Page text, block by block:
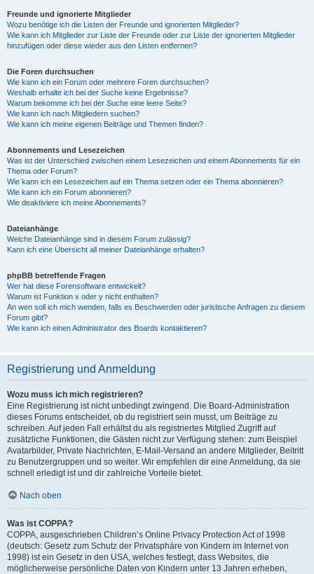
Freunde und ignorierte Mitglieder
Wozu benötige ich die Listen der Freunde und ignorierten Mitglieder?
Wie kann ich Mitglieder zur Liste der Freunde oder zur Liste der ignorierten Mitglieder
hinzufügen oder diese wieder aus den Listen entfernen?
Die Foren durchsuchen
Wie kann ich ein Forum oder mehrere Foren durchsuchen?
Weshalb erhalte ich bei der Suche keine Ergebnisse?
Warum bekomme ich bei der Suche eine leere Seite?
Wie kann ich nach Mitgliedern suchen?
Wie kann ich meine eigenen Beiträge und Themen finden?
Abonnements und Lesezeichen
Was ist der Unterschied zwischen einem Lesezeichen und einem Abonnements für ein
Thema oder Forum?
Wie kann ich ein Lesezeichen auf ein Thema setzen oder ein Thema abonnieren?
Wie kann ich ein Forum abonnieren?
Wie deaktiviere ich meine Abonnements?
Dateianhänge
Welche Dateianhänge sind in diesem Forum zulässig?
Kann ich eine Übersicht all meiner Dateianhänge erhalten?
phpBB betreffende Fragen
Wer hat diese Forensoftware entwickelt?
Warum ist Funktion x oder y nicht enthalten?
An wen soll ich mich wenden, falls es Beschwerden oder juristische Anfragen zu diesem
Forum gibt?
Wie kann ich einen Administrator des Boards kontaktieren?
Registrierung und Anmeldung
Wozu muss ich mich registrieren?
Eine Registrierung ist nicht unbedingt zwingend. Die Board-Administration
dieses Forums entscheidet, ob du registriert sein musst, um Beiträge zu
schreiben. Auf jeden Fall erhältst du als registriertes Mitglied Zugriff auf
zusätzliche Funktionen, die Gästen nicht zur Verfügung stehen: zum Beispiel
Avatarbilder, Private Nachrichten, E-Mail-Versand an andere Mitglieder, Beitritt
zu Benutzergruppen und so weiter. Wir empfehlen dir eine Anmeldung, da sie
schnell erledigt ist und dir zahlreiche Vorteile bietet.
Nach oben
Was ist COPPA?
COPPA, ausgeschrieben Children’s Online Privacy Protection Act of 1998
(deutsch: Gesetz zum Schutz der Privatsphäre von Kindern im Internet von
1998) ist ein Gesetz in den USA, welches festlegt, dass Websites, die
möglicherweise persönliche Daten von Kindern unter 13 Jahren erheben,